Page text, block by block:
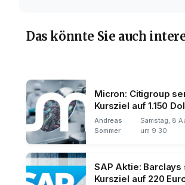
Das könnte Sie auch
Micron: Citigroup
Kursziel auf 1.150
Andreas
Sommer
Samstag, 8
um 9:30
SAP Aktie: Barclays
Kursziel auf 220